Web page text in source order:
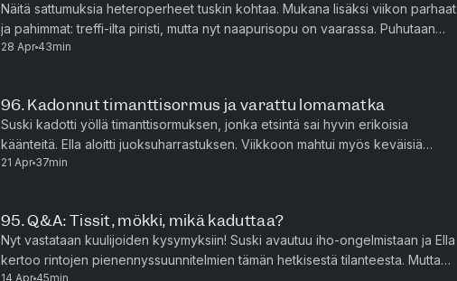
Näitä sattumuksia heteroperheet tuskin kohtaa. Mukana lisäksi viikon parhaat
ja pahimmat: treffi-ilta piristi, mutta nyt naapurisopu on vaarassa. Puhutaan
28 Apr 43min
96. Kadonnut timanttisormus ja varattu lomamatka
Suski kadotti yöllä timanttisormuksen, jonka etsintä sai hyvin erikoisia
käänteitä. Ella aloitti juoksuharrastuksen. Viikkoon mahtui myös keväisiä
21 Apr 37min
95. Q&A: Tissit, mökki, mikä kaduttaa?
Nyt vastataan kuulijoiden kysymyksiin! Suski avautuu iho-ongelmistaan ja Ella
kertoo rintojen pienennyssuunnitelmien tämän hetkisestä tilanteesta. Mutta
14 Apr 45min